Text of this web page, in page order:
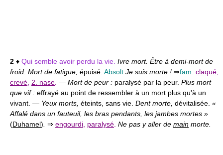
2 ♦ Qui semble avoir perdu la vie. Ivre mort. Être à demi-mort de
froid. Mort de fatigue, épuisé. Absolt Je suis morte ! ⇒fam. claqué,
crevé, 2. nase. — Mort de peur : paralysé par la peur. Plus mort
que vif : effrayé au point de ressembler à un mort plus qu'à un
vivant. — Yeux morts, éteints, sans vie. Dent morte, dévitalisée. «
Affalé dans un fauteuil, les bras pendants, les jambes mortes »
(Duhamel). ⇒ engourdi, paralysé. Ne pas y aller de main morte.